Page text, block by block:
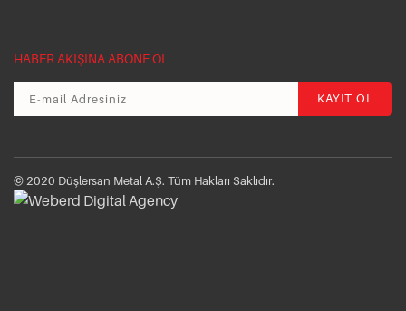
HABER AKIŞINA ABONE OL
© 2020 Düşlersan Metal A.Ş. Tüm Hakları Saklıdır.